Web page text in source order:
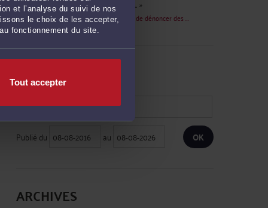
et l’analyse du suivi de nos
le choix de les accepter,
fonctionnement du site.
Tout accepter
page méritent d'être rectifiés : 1°) ... »
Le 2 oct. 2017 à 06:16surVous envisagez de dénoncer des ...
Publié du au
ARCHIVES